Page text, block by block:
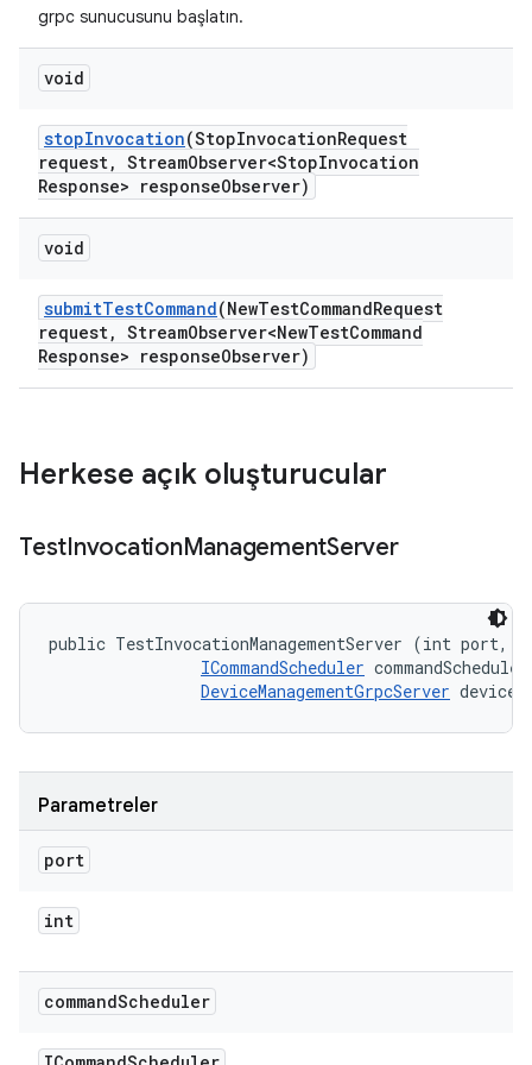
grpc sunucusunu başlatın.
void
stopInvocation(StopInvocationRequest
request, StreamObserver<StopInvocation
Response> responseObserver)
void
submitTestCommand(NewTestCommandRequest
request, StreamObserver<NewTestCommand
Response> responseObserver)
Herkese açık oluşturucular
TestInvocationManagementServer
public TestInvocationManagementServer (int port,
ICommandScheduler
DeviceManagementGrpcServer
Parametreler
port
int
commandScheduler